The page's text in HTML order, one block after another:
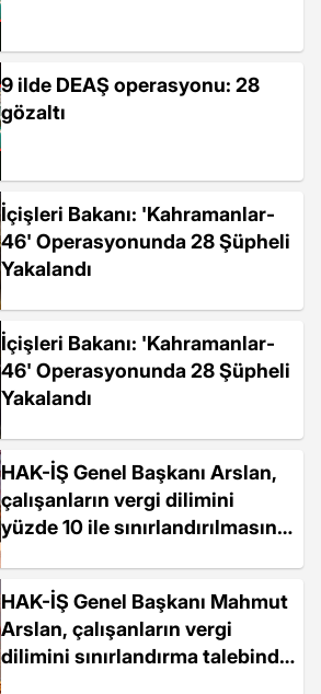
9 ilde DEAŞ operasyonu: 28
gözaltı
İçişleri Bakanı: 'Kahramanlar-
46' Operasyonunda 28 Şüpheli
Yakalandı
İçişleri Bakanı: 'Kahramanlar-
46' Operasyonunda 28 Şüpheli
Yakalandı
HAK-İŞ Genel Başkanı Arslan,
çalışanların vergi dilimini
yüzde 10 ile sınırlandırılmasını
HAK-İŞ Genel Başkanı Mahmut
Arslan, çalışanların vergi
dilimini sınırlandırma talebinde